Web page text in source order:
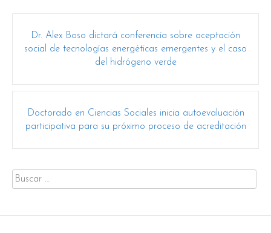
navigation
Dr. Alex Boso dictará conferencia sobre aceptación
social de tecnologías energéticas emergentes y el caso
del hidrógeno verde
Doctorado en Ciencias Sociales inicia autoevaluación
participativa para su próximo proceso de acreditación
Buscar
por: